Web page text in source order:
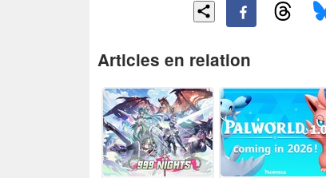
Articles en relation